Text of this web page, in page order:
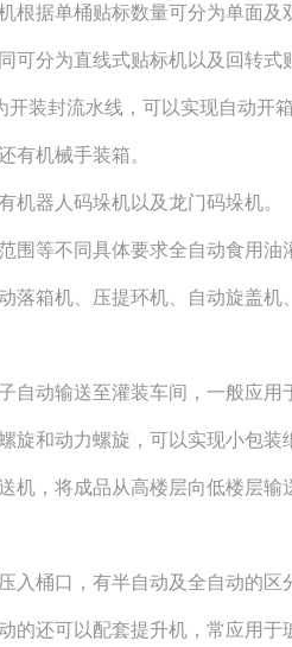
根据单桶贴标数量可分为单面
可分为直线式贴标机以及回转式
开装封流水线，可以实现自动开
有机械手装箱。
机器人码垛机以及龙门码垛机。
等不同具体要求全自动食用油
落箱机、压提环机、自动旋盖
自动输送至灌装车间，一般应用
旋和动力螺旋，可以实现小包装
机，将成品从高楼层向低楼层
入桶口，有半自动及全自动的区
的还可以配套提升机，常应用于